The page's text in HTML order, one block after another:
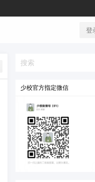
登
少校官方指定微信